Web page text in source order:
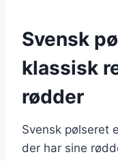
Svensk
klassisk
rødder
Svensk pølseret
der har sine